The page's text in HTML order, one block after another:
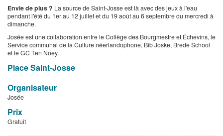
Envie de plus ? La source de Saint-Josse est là avec des jeux à l'eau
pendant l'été du 1er au 12 juillet et du 19 août au 6 septembre du mercredi à
dimanche.
Josée est une collaboration entre le Collège des Bourgmestre et Échevins, le
Service communal de la Culture néerlandophone, Bib Joske, Brede School
et le GC Ten Noey.
Place Saint-Josse
Organisateur
Josée
Prix
Gratuit